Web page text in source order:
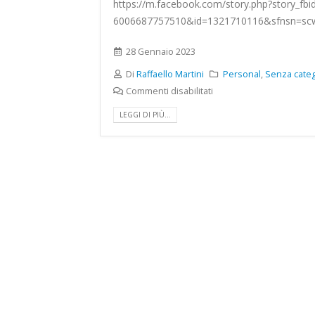
https://m.facebook.com/
28 Gennaio 2023
DiRaffaello Martini Personal, Senza
Commenti disabilitati
LEGGI DI PIÙ...
vs S22 ULTRA VS S21